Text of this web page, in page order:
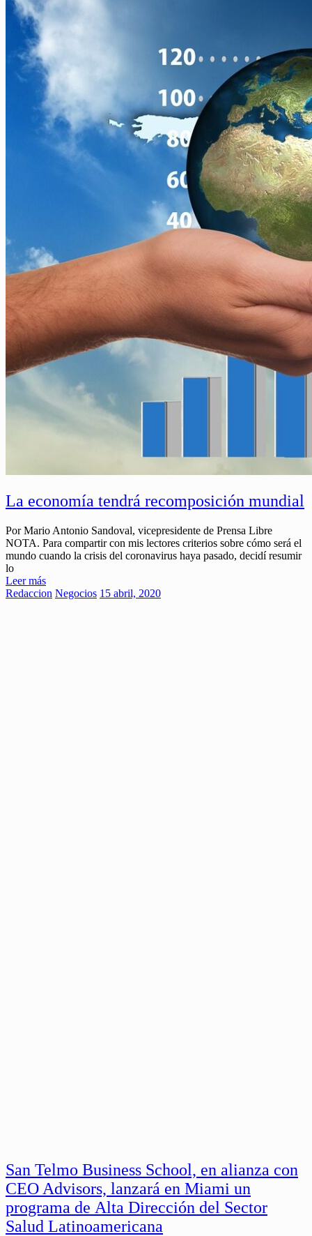
La economía tendrá recomposición mundial
Por Mario Antonio Sandoval, vicepresidente de Prensa Libre
NOTA. Para compartir con mis lectores criterios sobre cómo será el
mundo cuando la crisis del coronavirus haya pasado, decidí resumir
lo
Leer más
Redaccion Negocios 15 abril, 2020
San Telmo Business School, en alianza con
CEO Advisors, lanzará en Miami un
programa de Alta Dirección del Sector
Salud Latinoamericana